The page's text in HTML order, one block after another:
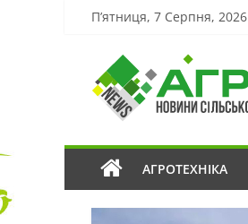
П’ятниця, 7 Серпня, 2026
АГРОТЕХНІКА